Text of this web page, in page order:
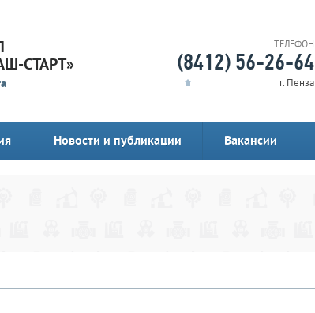
СТАРТ»
ТЕЛЕФОН
(8412) 56-26-64
г. Пенза
Новости и публикации Вакансии